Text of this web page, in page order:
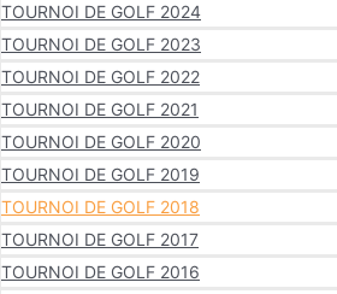
TOURNOI DE GOLF 2024
TOURNOI DE GOLF 2023
TOURNOI DE GOLF 2022
TOURNOI DE GOLF 2021
TOURNOI DE GOLF 2020
TOURNOI DE GOLF 2019
TOURNOI DE GOLF 2018
TOURNOI DE GOLF 2017
TOURNOI DE GOLF 2016